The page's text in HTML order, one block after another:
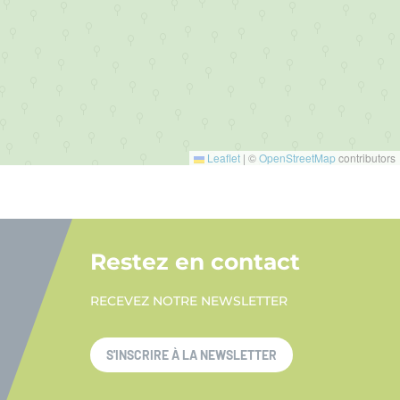
Leaflet | ©OpenStreetMapcontributors
Restez en contact
RECEVEZ NOTRE NEWSLETTER
S'INSCRIRE À LA NEWSLETTER